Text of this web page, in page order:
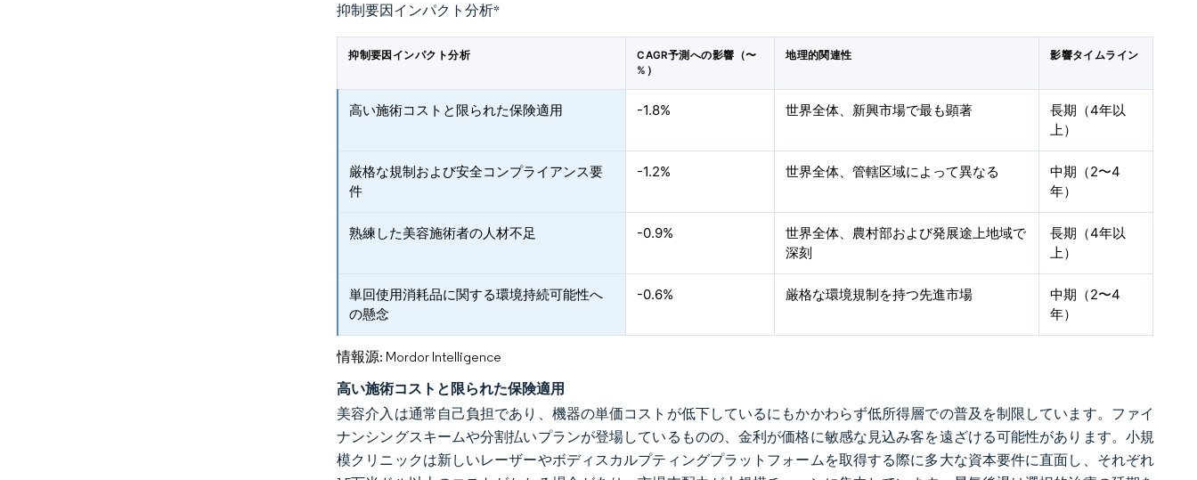
抑制要因インパクト分析*
抑制要因インパクト分析
CAGR予測への影響（〜
%）
地理的関連性 影響タイムライン
高い施術コストと限られた保険適用 -1.8% 世界全体、新興市場で最も顕著
長期（4年以
上）
厳格な規制および安全コンプライアンス要
件
-1.2% 世界全体、管轄区域によって異なる
中期（2〜4
年）
熟練した美容施術者の人材不足 -0.9%
世界全体、農村部および発展途上地域で
深刻
長期（4年以
上）
単回使用消耗品に関する環境持続可能性へ
の懸念
-0.6% 厳格な環境規制を持つ先進市場
中期（2〜4
年）
情報源: Mordor Intelligence
高い施術コストと限られた保険適用
美容介入は通常自己負担であり、機器の単価コストが低下しているにもかかわらず低所得層での普及を制限しています。ファイ
ナンシングスキームや分割払いプランが登場しているものの、金利が価格に敏感な見込み客を遠ざける可能性があります。小規
模クリニックは新しいレーザーやボディスカルプティングプラットフォームを取得する際に多大な資本要件に直面し、それぞれ